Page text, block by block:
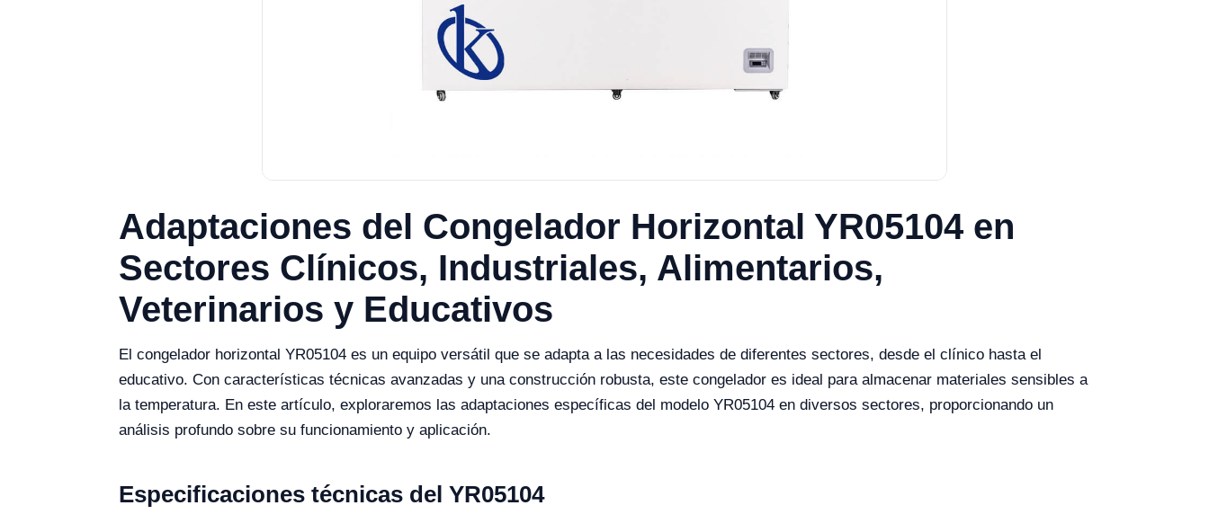
Adaptaciones del Congelador Horizontal YR05104 en
Sectores Clínicos, Industriales, Alimentarios,
Veterinarios y Educativos
El congelador horizontal YR05104 es un equipo versátil que se adapta a las necesidades de diferentes sectores, desde el clínico hasta el
educativo. Con características técnicas avanzadas y una construcción robusta, este congelador es ideal para almacenar materiales sensibles a
la temperatura. En este artículo, exploraremos las adaptaciones específicas del modelo YR05104 en diversos sectores, proporcionando un
análisis profundo sobre su funcionamiento y aplicación.
Especificaciones técnicas del YR05104